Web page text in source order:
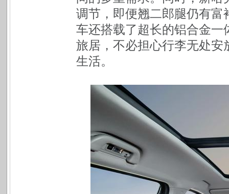
调节，即便翘二郎腿仍有
车还搭载了超长的铝合金
旅居，不必担心行李无处
生活。